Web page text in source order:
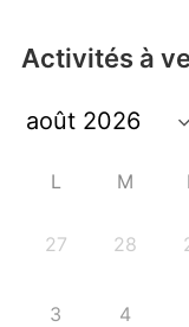
Activités à
L M
27 28
3 4